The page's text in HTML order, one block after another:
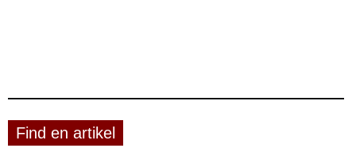
Find en artikel